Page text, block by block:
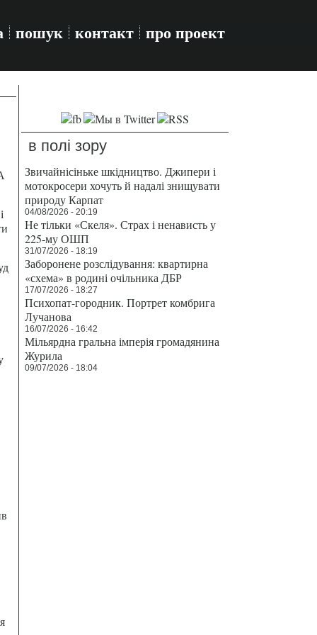
пошук контакт про проект
в полі зору
Звичайнісіньке шкідництво. Джипери і
мотокросери хочуть й надалі знищувати
природу Карпат
04/08/2026 - 20:19
Не тільки «Скеля». Страх і ненависть у
225-му ОШП
31/07/2026 - 18:19
Заборонене розслідування: квартирна
«схема» в родині очільника ДБР
17/07/2026 - 18:27
Психопат-городник. Портрет комбрига
Лучанова
16/07/2026 - 16:42
Мільярдна гральна імперія громадянина
Журила
09/07/2026 - 18:04